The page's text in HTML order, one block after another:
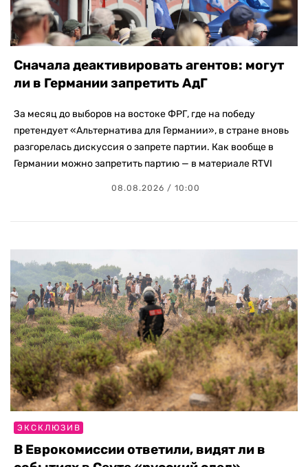
Сначала деактивировать агентов: могут
ли в Германии запретить АдГ
За месяц до выборов на востоке ФРГ, где на победу
претендует «Альтернатива для Германии», в стране вновь
разгорелась дискуссия о запрете партии. Как вообще в
Германии можно запретить партию — в материале RTVI
08.08.2026 / 10:00
ЭКСКЛЮЗИВ
В Еврокомиссии ответили, видят ли в